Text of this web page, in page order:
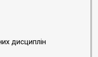
дисциплін